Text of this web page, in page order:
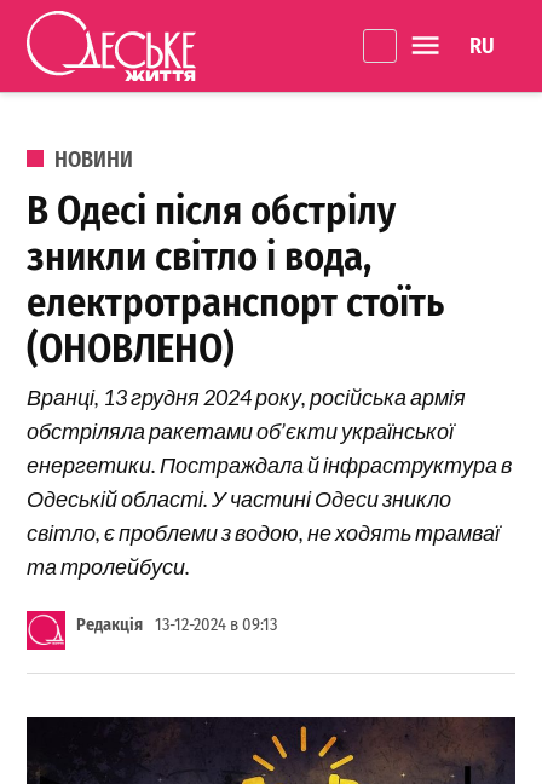
Перейти до вмісту
Життя
ОПУБЛІКОВАНО В
НОВИНИ
В Одесі після обстрілу
зникли світло і вода,
електротранспорт стоїть
(ОНОВЛЕНО)
Вранці, 13 грудня 2024 року, російська армія
обстріляла ракетами об’єкти української
енергетики. Постраждала й інфраструктура в
Одеській області. У частині Одеси зникло
світло, є проблеми з водою, не ходять трамваї
та тролейбуси.
Редакція 13-12-2024 в 09:13